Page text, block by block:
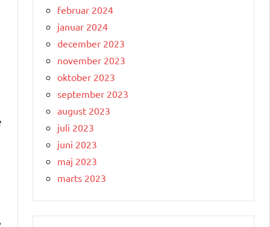
februar 2024
januar 2024
december 2023
november 2023
oktober 2023
september 2023
august 2023
juli 2023
juni 2023
maj 2023
marts 2023